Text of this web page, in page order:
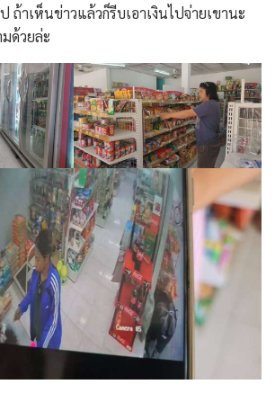
ถ้าเห็นข่าวแล้วก็รีบเอาเงินไปจ่ายเขานะ
ด้วยล่ะ